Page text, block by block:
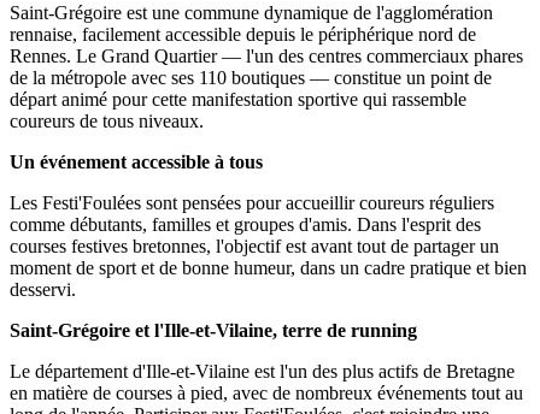
Saint-Grégoire est une commune dynamique de l'agglomération
rennaise, facilement accessible depuis le périphérique nord de
Rennes. Le Grand Quartier — l'un des centres commerciaux phares
de la métropole avec ses 110 boutiques — constitue un point de
départ animé pour cette manifestation sportive qui rassemble
coureurs de tous niveaux.
Un événement accessible à tous
Les Festi'Foulées sont pensées pour accueillir coureurs réguliers
comme débutants, familles et groupes d'amis. Dans l'esprit des
courses festives bretonnes, l'objectif est avant tout de partager un
moment de sport et de bonne humeur, dans un cadre pratique et bien
desservi.
Saint-Grégoire et l'Ille-et-Vilaine, terre de running
Le département d'Ille-et-Vilaine est l'un des plus actifs de Bretagne
en matière de courses à pied, avec de nombreux événements tout au